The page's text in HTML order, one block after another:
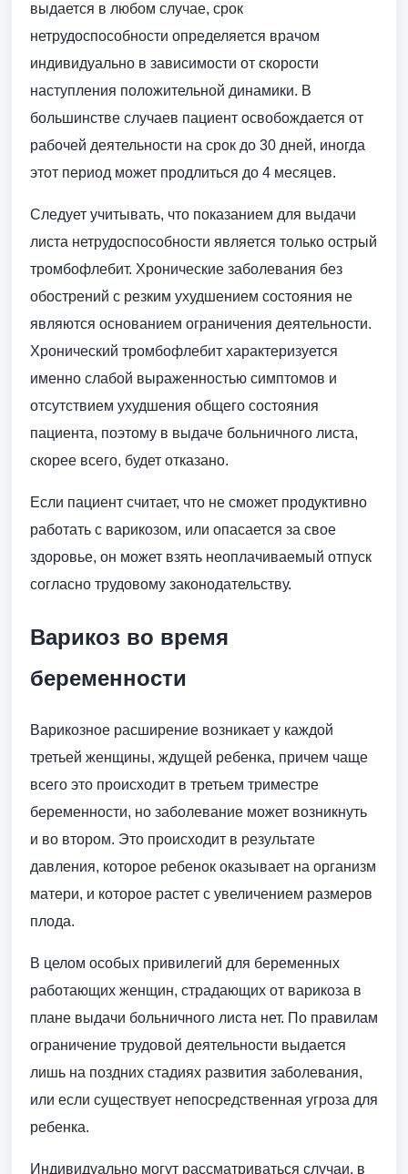
выдается в любом случае, срок
нетрудоспособности определяется врачом
индивидуально в зависимости от скорости
наступления положительной динамики. В
большинстве случаев пациент освобождается от
рабочей деятельности на срок до 30 дней, иногда
этот период может продлиться до 4 месяцев.
Следует учитывать, что показанием для выдачи
листа нетрудоспособности является только острый
тромбофлебит. Хронические заболевания без
обострений с резким ухудшением состояния не
являются основанием ограничения деятельности.
Хронический тромбофлебит характеризуется
именно слабой выраженностью симптомов и
отсутствием ухудшения общего состояния
пациента, поэтому в выдаче больничного листа,
скорее всего, будет отказано.
Если пациент считает, что не сможет продуктивно
работать с варикозом, или опасается за свое
здоровье, он может взять неоплачиваемый отпуск
согласно трудовому законодательству.
Варикоз во время
беременности
Варикозное расширение возникает у каждой
третьей женщины, ждущей ребенка, причем чаще
всего это происходит в третьем триместре
беременности, но заболевание может возникнуть
и во втором. Это происходит в результате
давления, которое ребенок оказывает на организм
матери, и которое растет с увеличением размеров
плода.
В целом особых привилегий для беременных
работающих женщин, страдающих от варикоза в
плане выдачи больничного листа нет. По правилам
ограничение трудовой деятельности выдается
лишь на поздних стадиях развития заболевания,
или если существует непосредственная угроза для
ребенка.
Индивидуально могут рассматриваться случаи, в